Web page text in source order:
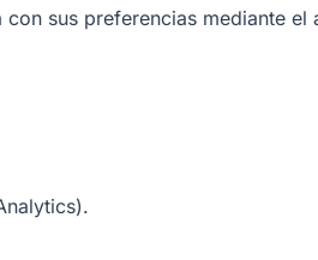
sus preferencias mediante el